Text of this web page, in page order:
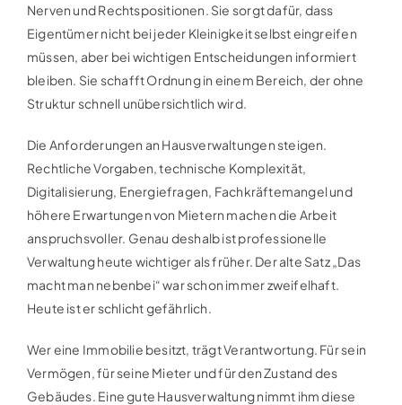
Nerven und Rechtspositionen. Sie sorgt dafür, dass
Eigentümer nicht bei jeder Kleinigkeit selbst eingreifen
müssen, aber bei wichtigen Entscheidungen informiert
bleiben. Sie schafft Ordnung in einem Bereich, der ohne
Struktur schnell unübersichtlich wird.
Die Anforderungen an Hausverwaltungen steigen.
Rechtliche Vorgaben, technische Komplexität,
Digitalisierung, Energiefragen, Fachkräftemangel und
höhere Erwartungen von Mietern machen die Arbeit
anspruchsvoller. Genau deshalb ist professionelle
Verwaltung heute wichtiger als früher. Der alte Satz „Das
macht man nebenbei“ war schon immer zweifelhaft.
Heute ist er schlicht gefährlich.
Wer eine Immobilie besitzt, trägt Verantwortung. Für sein
Vermögen, für seine Mieter und für den Zustand des
Gebäudes. Eine gute Hausverwaltung nimmt ihm diese